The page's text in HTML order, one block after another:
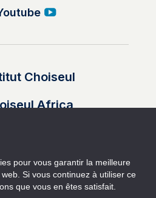
Choiseul
Africa
Auteurs
pour vous garantir la meilleure
Si vous continuez à utiliser ce
que vous en êtes satisfait.